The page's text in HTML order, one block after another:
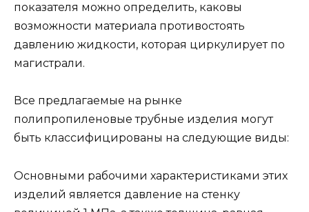
показателя можно определить, каковы
возможности материала противостоять
давлению жидкости, которая циркулирует по
магистрали.
Все предлагаемые на рынке
полипропиленовые трубные изделия могут
быть классифицированы на следующие виды:
Основными рабочими характеристиками этих
изделий является давление на стенку